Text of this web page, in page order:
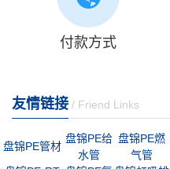
付款方式
友情链接 / Friend Links
盘锦PE管材
盘锦PE给
水管
盘锦PE燃
气管